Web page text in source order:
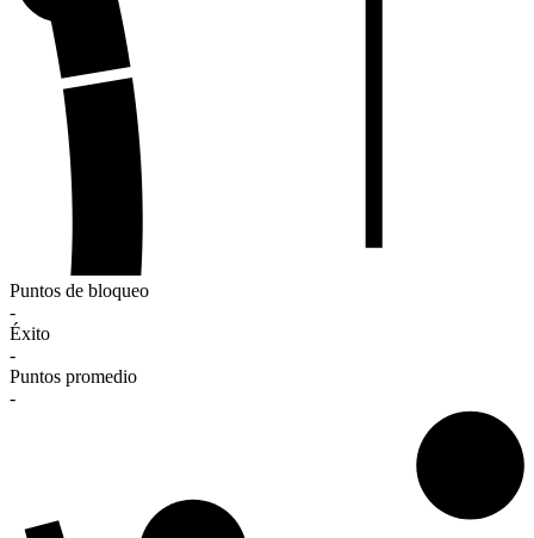
Puntos de bloqueo
-
Éxito
-
Puntos promedio
-